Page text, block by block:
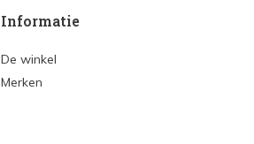
Informatie
De winkel
Merken